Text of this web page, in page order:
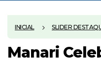
INICIAL SLIDER
Manari